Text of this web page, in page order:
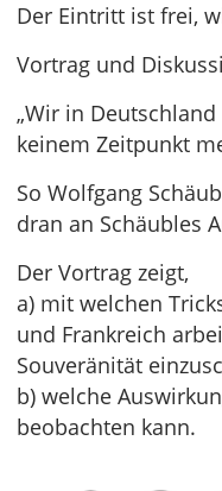
Der Eintritt ist frei,
Vortrag und
„Wir in
keinem Zeitpunkt
So Wolfgang
dran an Schäubles
Der Vortrag zeigt,
a) mit welchen
und Frankreich
Souveränität
b) welche
beobachten kann.